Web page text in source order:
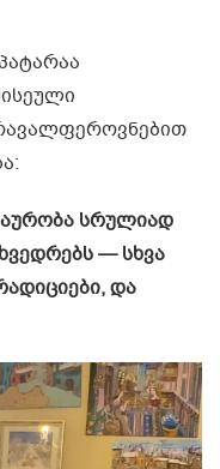
სრულიად
— სხვა
და